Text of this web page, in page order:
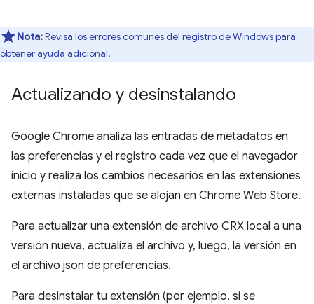
Nota:Revisa loserrores comunes del registro de Windowspara
obtener ayuda adicional.
Actualizando y desinstalando
Google Chrome analiza las entradas de metadatos en
las preferencias y el registro cada vez que el navegador
inicio y realiza los cambios necesarios en las extensiones
externas instaladas que se alojan en Chrome Web Store.
Para actualizar una extensión de archivo CRX local a una
versión nueva, actualiza el archivo y, luego, la versión en
el archivo json de preferencias.
Para desinstalar tu extensión (por ejemplo, si se